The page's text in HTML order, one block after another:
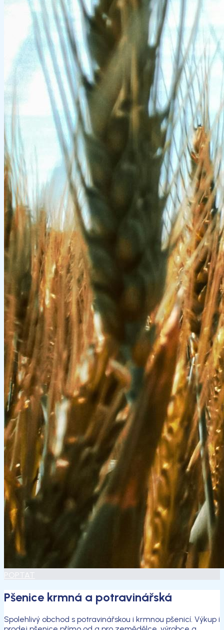
POPTAT
Pšenice krmná a potravinářská
Spolehlivý obchod s potravinářskou i krmnou pšenicí. Výkup i